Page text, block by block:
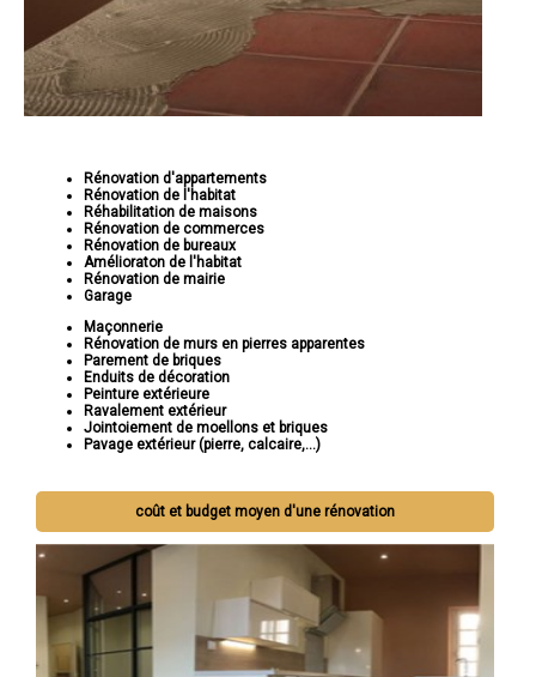
Rénovation d'appartements
Rénovation de l'habitat
Réhabilitation de maisons
Rénovation de commerces
Rénovation de bureaux
Amélioraton de l'habitat
Rénovation de mairie
Garage
Maçonnerie
Rénovation de murs en pierres apparentes
Parement de briques
Enduits de décoration
Peinture extérieure
Ravalement extérieur
Jointoiement de moellons et briques
Pavage extérieur (pierre, calcaire,...)
coût et budget moyen d'une rénovation